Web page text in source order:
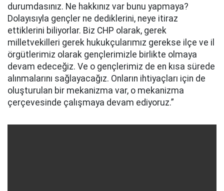
durumdasınız. Ne hakkınız var bunu yapmaya?
Dolayısıyla gençler ne dediklerini, neye itiraz
ettiklerini biliyorlar. Biz CHP olarak, gerek
milletvekilleri gerek hukukçularımız gerekse ilçe ve il
örgütlerimiz olarak gençlerimizle birlikte olmaya
devam edeceğiz. Ve o gençlerimiz de en kısa sürede
alınmalarını sağlayacağız. Onların ihtiyaçları için de
oluşturulan bir mekanizma var, o mekanizma
çerçevesinde çalışmaya devam ediyoruz.”